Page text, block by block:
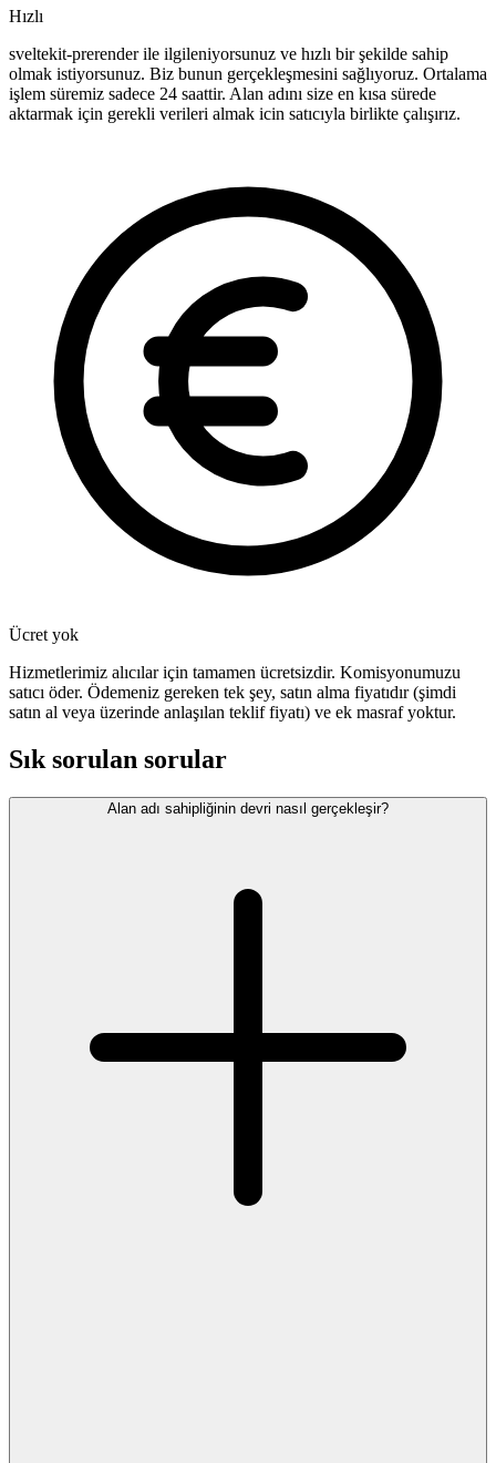
Hızlı
sveltekit-prerender ile ilgileniyorsunuz ve hızlı bir şekilde sahip
olmak istiyorsunuz. Biz bunun gerçekleşmesini sağlıyoruz. Ortalama
işlem süremiz sadece 24 saattir. Alan adını size en kısa sürede
aktarmak için gerekli verileri almak icin satıcıyla birlikte çalışırız.
Ücret yok
Hizmetlerimiz alıcılar için tamamen ücretsizdir. Komisyonumuzu
satıcı öder. Ödemeniz gereken tek şey, satın alma fiyatıdır (şimdi
satın al veya üzerinde anlaşılan teklif fiyatı) ve ek masraf yoktur.
Sık sorulan sorular
Alan adı sahipliğinin devri nasıl gerçekleşir?